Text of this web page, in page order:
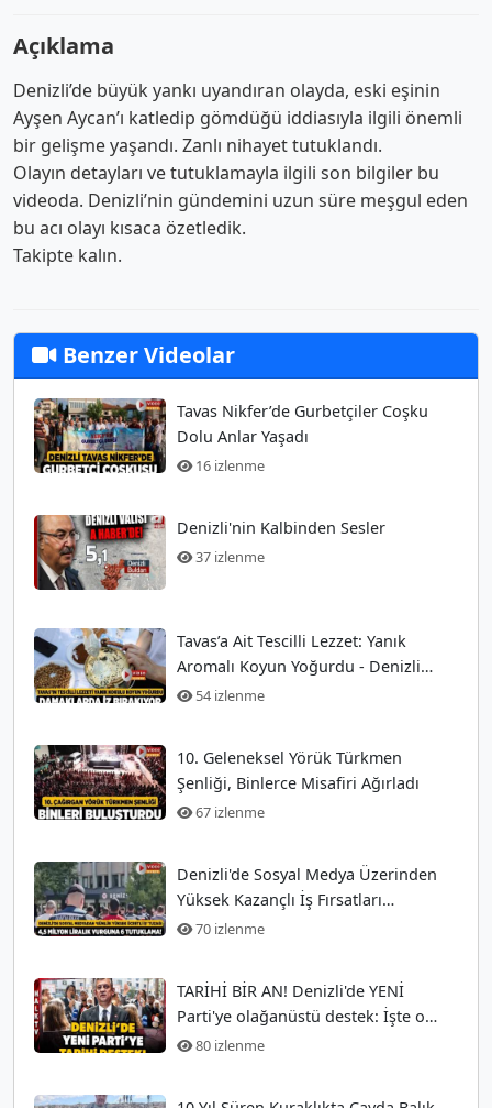
Açıklama
Denizli’de büyük yankı uyandıran olayda, eski eşinin
Ayşen Aycan’ı katledip gömdüğü iddiasıyla ilgili önemli
bir gelişme yaşandı. Zanlı nihayet tutuklandı.
Olayın detayları ve tutuklamayla ilgili son bilgiler bu
videoda. Denizli’nin gündemini uzun süre meşgul eden
bu acı olayı kısaca özetledik.
Takipte kalın.
Benzer Videolar
Tavas Nikfer’de Gurbetçiler Coşku
Dolu Anlar Yaşadı
16 izlenme
Denizli'nin Kalbinden Sesler
37 izlenme
Tavas’a Ait Tescilli Lezzet: Yanık
Aromalı Koyun Yoğurdu - Denizli
Güncel Haberler
54 izlenme
10. Geleneksel Yörük Türkmen
Şenliği, Binlerce Misafiri Ağırladı
67 izlenme
Denizli'de Sosyal Medya Üzerinden
Yüksek Kazançlı İş Fırsatları
Arayanları Tuzağa
70 izlenme
TARİHİ BİR AN! Denizli'de YENİ
Parti'ye olağanüstü destek: İşte o
anlar!
80 izlenme